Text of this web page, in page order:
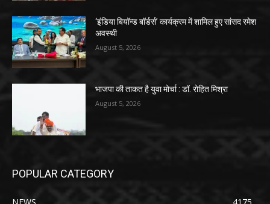
‘इंडिया बियॉन्ड बॉर्डर्स’ कार्यक्रम में शामिल हुए सांसद रमेश
अवस्थी
August 5, 2026
भाजपा की ताकत है युवा मोर्चा : डॉ. रोहित मिश्रा
August 5, 2026
POPULAR CATEGORY
NEWS
4175